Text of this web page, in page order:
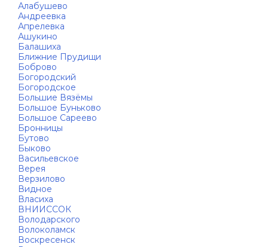
Алабушево
Андреевка
Апрелевка
Ашукино
Балашиха
Ближние Прудищи
Боброво
Богородский
Богородское
Большие Вязёмы
Большое Буньково
Большое Сареево
Бронницы
Бутово
Быково
Васильевское
Верея
Верзилово
Видное
Власиха
ВНИИССОК
Володарского
Волоколамск
Воскресенск